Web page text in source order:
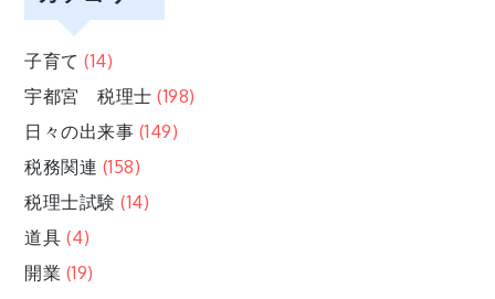
子育て (14)
宇都宮 税理士 (198)
日々の出来事 (149)
税務関連 (158)
税理士試験 (14)
道具 (4)
開業 (19)